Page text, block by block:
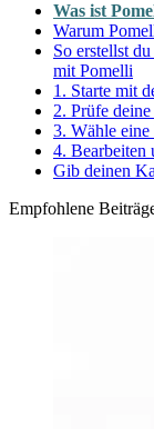
Was ist
Warum
So erstellst
mit Pomelli
1. Starte mit
2. Prüfe
3. Wähle
4. Bearbeiten
Gib deinen
Empfohlene